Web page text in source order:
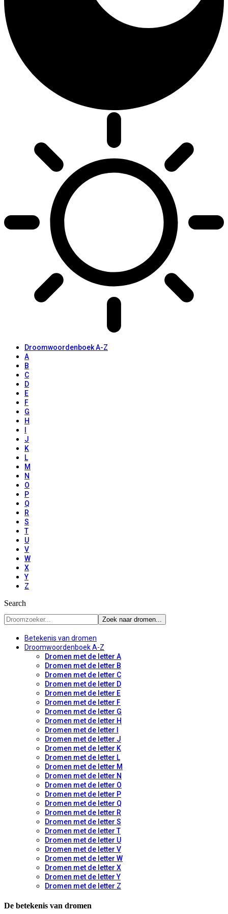
Droomwoordenboek A-Z
A
B
C
D
E
F
G
H
J
K
L
M
N
O
P
Q
R
S
T
U
V
W
X
Y
Z
Search
Betekenis van dromen
Droomwoordenboek A-Z
Dromen met de letter A
Dromen met de letter B
Dromen met de letter C
Dromen met de letter D
Dromen met de letter E
Dromen met de letter F
Dromen met de letter G
Dromen met de letter H
Dromen met de letter I
Dromen met de letter J
Dromen met de letter K
Dromen met de letter L
Dromen met de letter M
Dromen met de letter N
Dromen met de letter O
Dromen met de letter P
Dromen met de letter Q
Dromen met de letter R
Dromen met de letter S
Dromen met de letter T
Dromen met de letter U
Dromen met de letter V
Dromen met de letter W
Dromen met de letter X
Dromen met de letter Y
Dromen met de letter Z
De betekenis van dromen